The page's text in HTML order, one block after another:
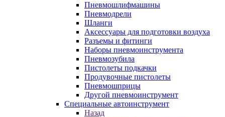
Пневмошлифмашины
Пневмодрели
Шланги
Аксессуары для подготовки воздуха
Разъемы и фитинги
Наборы пневмоинструмента
Пневмозубила
Пистолеты подкачки
Продувочные пистолеты
Пневмошприцы
Другой пневмоинструмент
Специальные автоинструмент
Назад